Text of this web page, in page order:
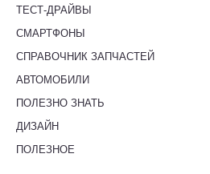
ТЕСТ-ДРАЙВЫ
СМАРТФОНЫ
СПРАВОЧНИК ЗАПЧАСТЕЙ
АВТОМОБИЛИ
ПОЛЕЗНО ЗНАТЬ
ДИЗАЙН
ПОЛЕЗНОЕ